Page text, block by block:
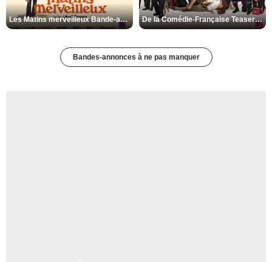
Les Matins merveilleux Bande-annonce VF De la Comédie-Française Teaser VF
Bandes-annonces à ne pas manquer